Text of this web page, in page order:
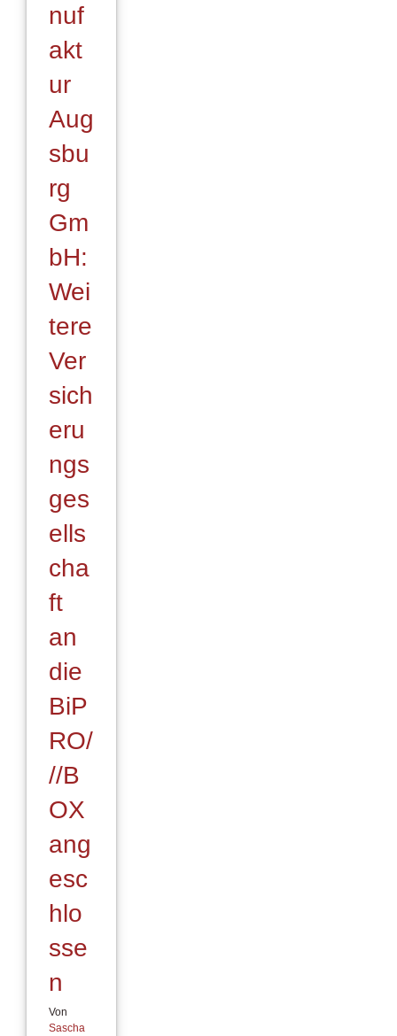
nuf
akt
ur
Aug
sbu
rg
Gm
bH:
Wei
tere
Ver
sich
eru
ngs
ges
ells
cha
ft
an
die
BiP
RO/
//B
OX
ang
esc
hlo
sse
n
Von
Sascha